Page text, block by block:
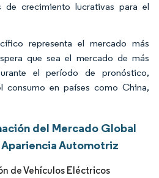
de crecimiento lucrativas para el
representa el mercado más
que sea el mercado de más
el período de pronóstico,
consumo en países como China,
del Mercado Global
Automotriz
de Vehículos Eléctricos